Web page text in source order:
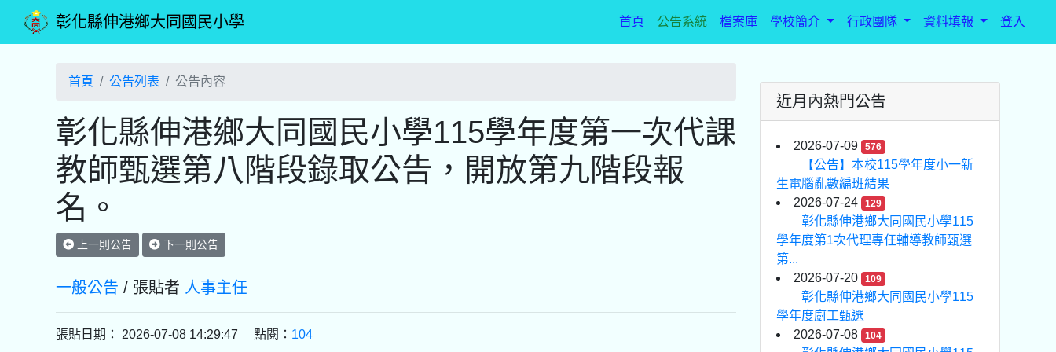
彰化縣伸港鄉大同國民小學 首頁(current)
公告系統 檔案庫 學校簡介 行政團隊 資料填報 登入
首頁 公告列表 公告內容
彰化縣伸港鄉大同國民小學115學年度第一次代課
教師甄選第八階段錄取公告，開放第九階段報
名。
上一則公告 下一則公告
一般公告 / 張貼者 人事主任
張貼日期： 2026-07-08 14:29:47 點閱： 104
近月內熱門公告
2026-07-09 576
【公告】本校115學年度小一新
生電腦亂數編班結果
2026-07-24
129
彰化縣伸港鄉大同國民小學115
學年度第1次代理專任輔導教師甄選
第...
2026-07-20
109
彰化縣伸港鄉大同國民小學115
學年度廚工甄選
2026-07-08
104